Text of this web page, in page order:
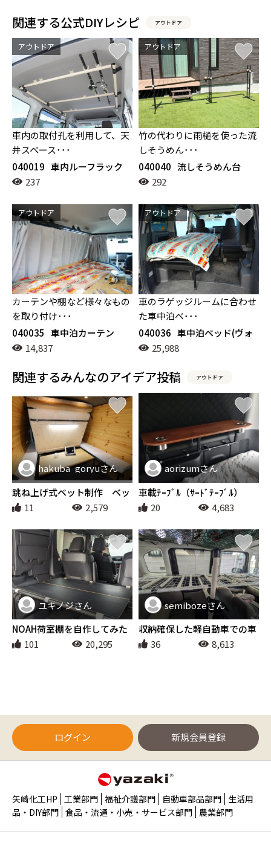
関連する公式DIYレシピ アウトドア
アウトドア
車内の取付孔を利用して、天
井スペース･･･
040019 車内ルーフラック
237
アウトドア
竹の代わりに雨樋を使った流
しそうめん･･･
040040 流しそうめん台
292
アウトドア
カーテンや棚など様々なもの
を取り付け･･･
040035 車中泊カーテン
14,837
アウトドア
車のラゲッジルームに合わせ
た車中泊ベ･･･
040036 車中泊ベッド(ヴォ
クシー)
25,988
関連するみんなのアイデア投稿 アウトドア
アウトドア
hakuba_goryuさん
跳ね上げ式ベット制作 ベッ
ト からの～～書斎スペー
ス からの～～マルチスペー
荷台も跳ね上げで積み下ろ
し楽々
11 2,579
アウトドア
aorizumさん
車載ﾃｰﾌﾞﾙ（ｻｰﾄﾞﾃｰﾌﾞﾙ）
20
4,683
アウトドア
ユキノジさん
NOAH荷室棚を自作してみた
101
20,295
アウトドア
semibozeさん
収納確保した軽自動車での車
中泊ベッド
36 8,613
ログイン 新規会員登録
矢崎化工HP 工業部門 福祉介護部門 自動車部品部門 生活用
品・DIY部門 食品・流通・小売・サービス部門 農業部門